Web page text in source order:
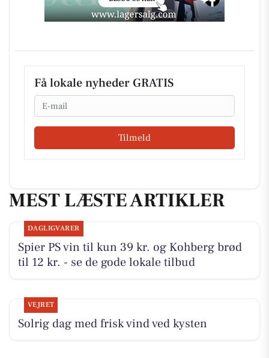
Få lokale nyheder GRATIS
Email
Tilmeld
MEST LÆSTE ARTIKLER
DAGLIGVARER
Spier PS vin til kun 39 kr. og Kohberg brød
til 12 kr. - se de gode lokale tilbud
VEJRET
Solrig dag med frisk vind ved kysten